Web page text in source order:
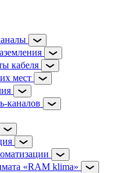
кабеля
мест
каналов
«RAM klima»